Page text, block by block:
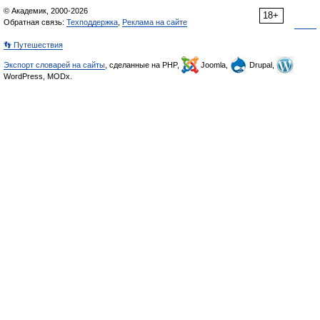
18+
© Академик, 2000-2026
Обратная связь: Техподдержка Реклама на сайте
👣 Путешествия
Экспорт словарей на сайты , сделанные на PHP, Joomla,
Drupal,
WordPress, MODx.